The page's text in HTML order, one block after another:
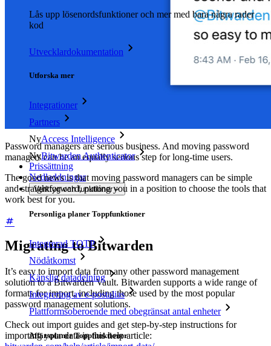
Lås upp lösenordsfunktioner och mer med bara några rader
kod
Utvecklardokumentation
Utforska mer
Integrationer
Partners
NyAccess Intelligence
NyBitwarden Authenticator
Prissättning
Nedladdningar
Verktyg och funktioner
Personliga planer Toppfunktioner
Integrerad TOTP
Nödåtkomst
Känslig datadelning
Integrering av e-postalias
Plattformsoberoende med obegränsat antal enheter
Affärsplaner Toppfunktioner
Password managers are serious business. And moving password
managers can be an equally serious step for long-time users.
The good news is that moving password managers can be simple
and straightforward, putting you in a position to choose the tools that
work best for you.
Migrating to Bitwarden
It’s easy to import data from any other password management
solution to a Bitwarden Vault. Bitwarden supports a wide range of
formats for import, including those used by the most popular
password management solutions.
Check out import guides and get step-by-step instructions for
importing your data in this help article: